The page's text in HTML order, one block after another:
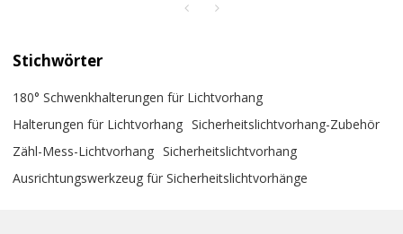
Stichwörter
180° Schwenkhalterungen für Lichtvorhang
Halterungen für Lichtvorhang Sicherheitslichtvorhang-Zubehör
Zähl-Mess-Lichtvorhang Sicherheitslichtvorhang
Ausrichtungswerkzeug für Sicherheitslichtvorhänge